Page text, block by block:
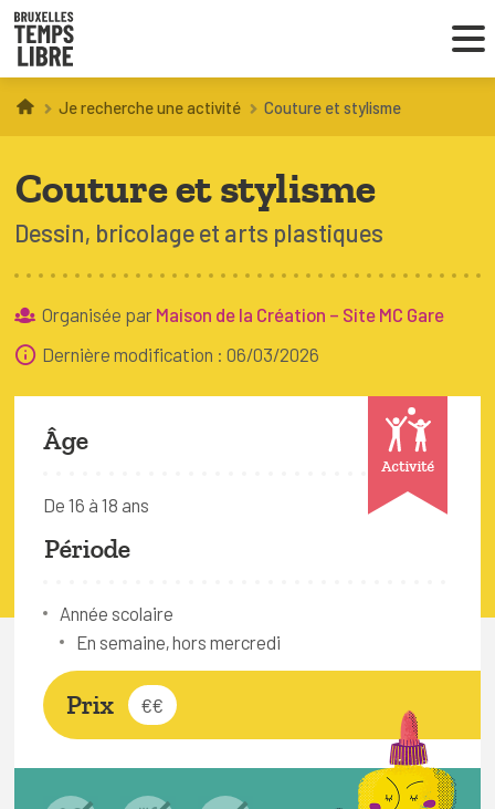
Infos parents
Droit au loisir
Coordinations ATL
À BRUXELLES
FAQ
Connexion
Espace pro
Bruxelles Temps Libre
Je recherche une activité Couture et stylisme
Couture et stylisme
Dessin, bricolage et arts plastiques
Organisée par Maison de la Création – Site MC Gare
Dernière modification : 06/03/2026
Activité
Âge
De 16 à 18 ans
Période
Année scolaire
En semaine, hors mercredi
Prix €€